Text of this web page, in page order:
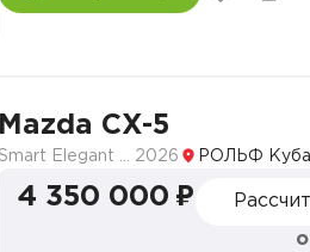
Mazda CX-5
2026 РОЛЬФ
4 350 000 ₽